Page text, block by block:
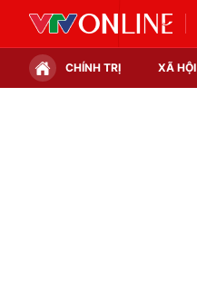
CHÍNH TRỊ XÃ HỘI